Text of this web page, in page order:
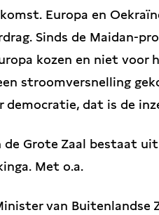
Europa en
Sinds de Maidan-
kozen en niet voor
stroomversnelling
dat is de
Grote Zaal bestaat
Met o.a.
van Buitenlandse